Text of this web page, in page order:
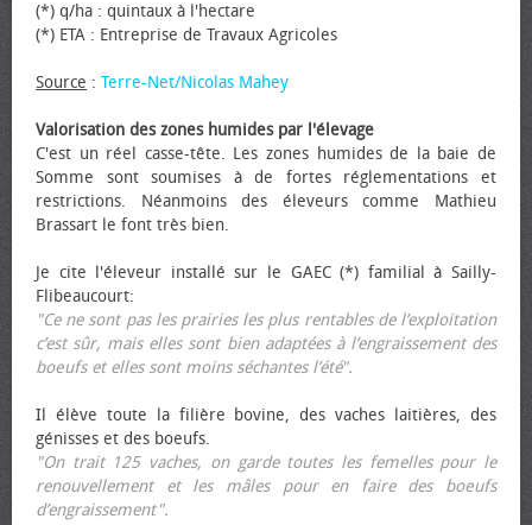
(*) q/ha : quintaux à l'hectare
(*) ETA : Entreprise de Travaux Agricoles
Source : Terre-Net/Nicolas Mahey
Valorisation des zones humides par l'élevage
C'est un réel casse-tête. Les zones humides de la baie de
Somme sont soumises à de fortes réglementations et
restrictions. Néanmoins des éleveurs comme Mathieu
Brassart le font très bien.
Je cite l'éleveur installé sur le GAEC (*) familial à Sailly-
Flibeaucourt:
"Ce ne sont pas les prairies les plus rentables de l’exploitation
c’est sûr, mais elles sont bien adaptées à l’engraissement des
bœufs et elles sont moins séchantes l’été".
Il élève toute la filière bovine, des vaches laitières, des
génisses et des bœufs.
"On trait 125 vaches, on garde toutes les femelles pour le
renouvellement et les mâles pour en faire des bœufs
d’engraissement".